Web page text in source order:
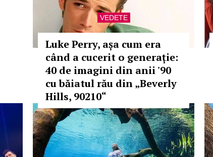
VEDETE
Luke Perry, așa cum era
când a cucerit o generație:
40 de imagini din anii '90
cu băiatul rău din „Beverly
Hills, 90210“